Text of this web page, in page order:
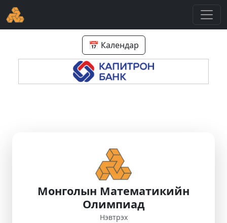
📅 Календар
Монголын Математикийн
Олимпиад
Нэвтрэх